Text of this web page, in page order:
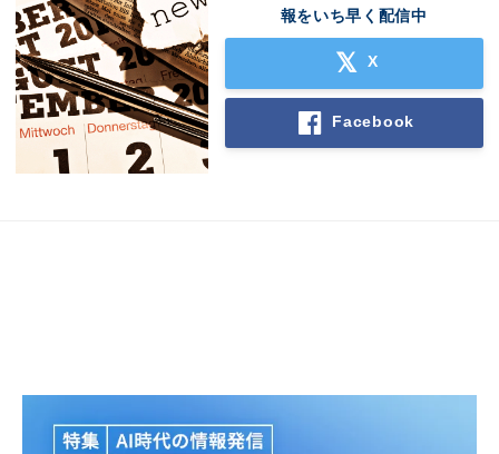
報をいち早く配信中
X
Facebook